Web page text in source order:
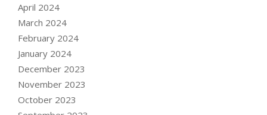
April 2024
March 2024
February 2024
January 2024
December 2023
November 2023
October 2023